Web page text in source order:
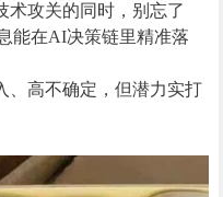
术攻关的同时，别忘了
能在AI决策链里精准落
、高不确定，但潜力实打